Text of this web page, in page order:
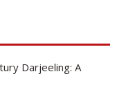
Slater : From
2026/2027 : Une